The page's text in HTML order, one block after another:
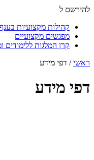
להירשם ל
קהילות מקצועיות
מפגשים מקצועיים
קרן המלגות ללימודים
ראשי/ דפי מידע
דפי מידע